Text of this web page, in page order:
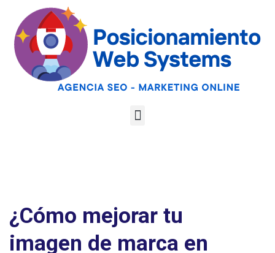
¿Cómo mejorar tu
imagen de marca en
Optimiza tu web
para las AI
Google
Overviews y los
LLMs
Analiza tu web gratis